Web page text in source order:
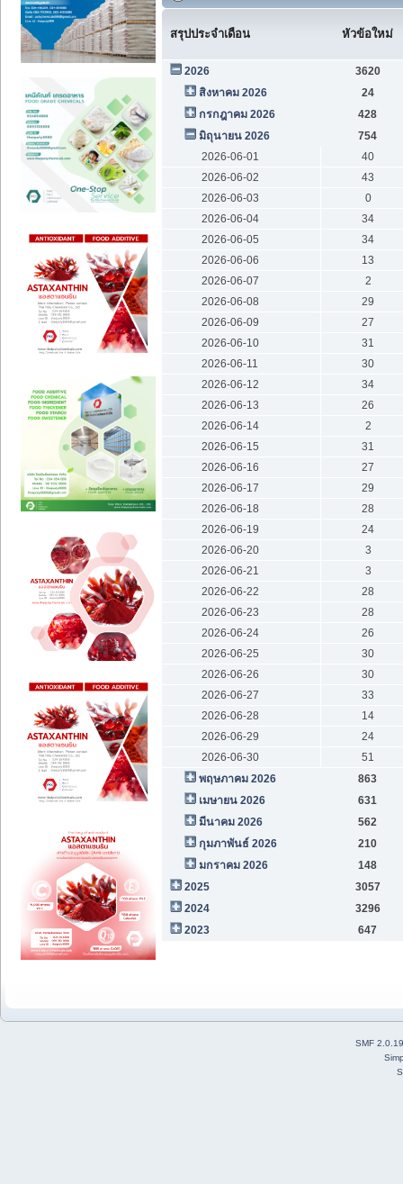
สรุปประจำเดือน หัวข้อใหม่
2026
3620
สิงหาคม 2026
24
กรกฎาคม 2026
428
มิถุนายน 2026
754
2026-06-01
40
2026-06-02
43
2026-06-03
0
2026-06-04
34
2026-06-05
34
2026-06-06
13
2026-06-07
2
2026-06-08
29
2026-06-09
27
2026-06-10
31
2026-06-11
30
2026-06-12
34
2026-06-13
26
2026-06-14
2
2026-06-15
31
2026-06-16
27
2026-06-17
29
2026-06-18
28
2026-06-19
24
2026-06-20
3
2026-06-21
3
2026-06-22
28
2026-06-23
28
2026-06-24
26
2026-06-25
30
2026-06-26
30
2026-06-27
33
2026-06-28
14
2026-06-29
24
2026-06-30
51
พฤษภาคม 2026
863
เมษายน 2026
631
มีนาคม 2026
562
กุมภาพันธ์ 2026
210
มกราคม 2026
148
2025
3057
2024
3296
2023
647
SMF 2.0.19